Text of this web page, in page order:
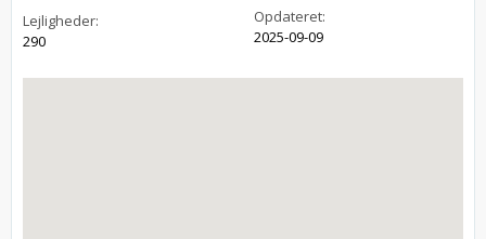
Lejligheder:
290
Opdateret:
2025-09-09